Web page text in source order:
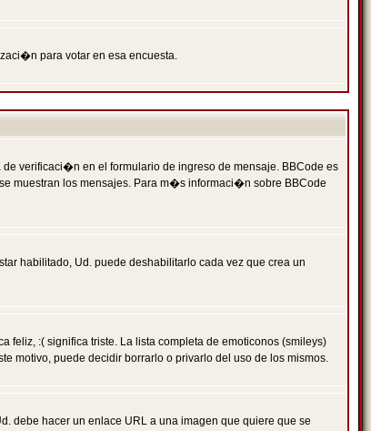
para votar en esa encuesta.
verificaci�n en el formulario de ingreso de mensaje. BBCode es
muestran los mensajes. Para m�s informaci�n sobre BBCode
habilitado, Ud. puede deshabilitarlo cada vez que crea un
:( significa triste. La lista completa de emoticonos (smileys)
motivo, puede decidir borrarlo o privarlo del uso de los mismos.
debe hacer un enlace URL a una imagen que quiere que se